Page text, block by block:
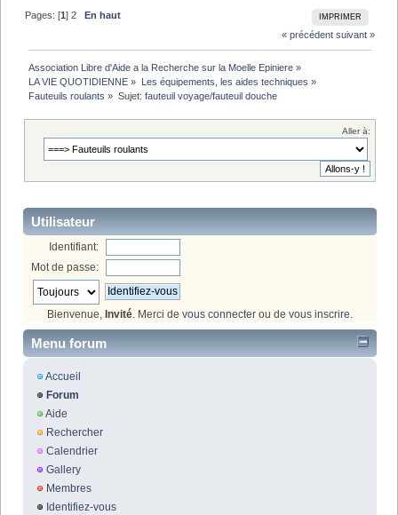
IMPRIMER
Pages: [1]2
En haut
« précédent suivant »
Association Libre d'Aide a la Recherche sur la Moelle Epiniere »
LA VIE QUOTIDIENNE » Les équipements, les aides techniques »
Fauteuils roulants » Sujet: fauteuil voyage/fauteuil douche
Aller à:
Utilisateur
Identifiant:
Mot de passe:
Bienvenue, Invité. Merci de vous connecter ou de vous inscrire.
Menu forum
Accueil
Forum
Aide
Rechercher
Calendrier
Gallery
Membres
Identifiez-vous